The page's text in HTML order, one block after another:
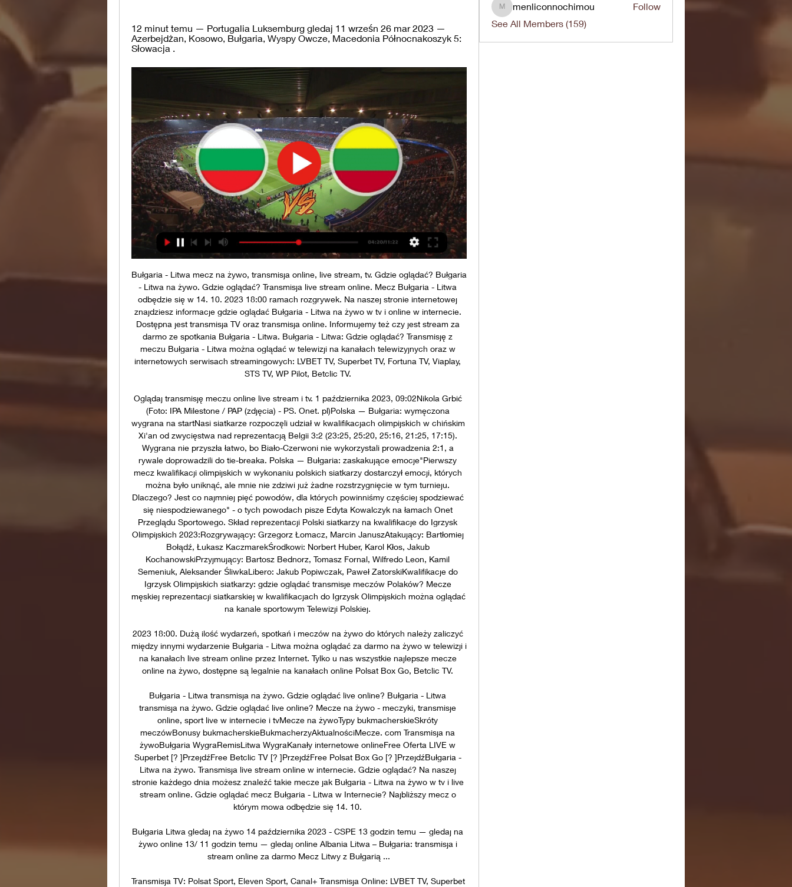
12 minut temu — Portugalia Luksemburg gledaj 11 wrześn 26 mar 2023 —
Azerbejdżan, Kosowo, Bułgaria, Wyspy Owcze, Macedonia Północnakoszyk 5:
Słowacja .
Bułgaria - Litwa mecz na żywo, transmisja online, live stream, tv. Gdzie oglądać? Bułgaria
- Litwa na żywo. Gdzie oglądać? Transmisja live stream online. Mecz Bułgaria - Litwa
odbędzie się w 14. 10. 2023 18:00 ramach rozgrywek. Na naszej stronie internetowej
znajdziesz informacje gdzie oglądać Bułgaria - Litwa na żywo w tv i online w internecie.
Dostępna jest transmisja TV oraz transmisja online. Informujemy też czy jest stream za
darmo ze spotkania Bułgaria - Litwa. Bułgaria - Litwa: Gdzie oglądać? Transmisję z
meczu Bułgaria - Litwa można oglądać w telewizji na kanałach telewizyjnych oraz w
internetowych serwisach streamingowych: LVBET TV, Superbet TV, Fortuna TV, Viaplay,
STS TV, WP Pilot, Betclic TV.
Oglądaj transmisję meczu online live stream i tv. 1 października 2023, 09:02Nikola Grbić
(Foto: IPA Milestone / PAP (zdjęcia) - PS. Onet. pl)Polska — Bułgaria: wymęczona
wygrana na startNasi siatkarze rozpoczęli udział w kwalifikacjach olimpijskich w chińskim
Xi'an od zwycięstwa nad reprezentacją Belgii 3:2 (23:25, 25:20, 25:16, 21:25, 17:15).
Wygrana nie przyszła łatwo, bo Biało-Czerwoni nie wykorzystali prowadzenia 2:1, a
rywale doprowadzili do tie-breaka. Polska — Bułgaria: zaskakujące emocje"Pierwszy
mecz kwalifikacji olimpijskich w wykonaniu polskich siatkarzy dostarczył emocji, których
można było uniknąć, ale mnie nie zdziwi już żadne rozstrzygnięcie w tym turnieju.
Dlaczego? Jest co najmniej pięć powodów, dla których powinniśmy częściej spodziewać
się niespodziewanego" - o tych powodach pisze Edyta Kowalczyk na łamach Onet
Przeglądu Sportowego. Skład reprezentacji Polski siatkarzy na kwalifikacje do Igrzysk
Olimpijskich 2023:Rozgrywający: Grzegorz Łomacz, Marcin JanuszAtakujący: Bartłomiej
Bołądź, Łukasz KaczmarekŚrodkowi: Norbert Huber, Karol Kłos, Jakub
KochanowskiPrzyjmujący: Bartosz Bednorz, Tomasz Fornal, Wilfredo Leon, Kamil
Semeniuk, Aleksander ŚliwkaLibero: Jakub Popiwczak, Paweł ZatorskiKwalifikacje do
Igrzysk Olimpijskich siatkarzy: gdzie oglądać transmisje meczów Polaków? Mecze
męskiej reprezentacji siatkarskiej w kwalifikacjach do Igrzysk Olimpijskich można oglądać
na kanale sportowym Telewizji Polskiej.
2023 18:00. Dużą ilość wydarzeń, spotkań i meczów na żywo do których należy zaliczyć
między innymi wydarzenie Bułgaria - Litwa można oglądać za darmo na żywo w telewizji i
na kanałach live stream online przez Internet. Tylko u nas wszystkie najlepsze mecze
online na żywo, dostępne są legalnie na kanałach online Polsat Box Go, Betclic TV.
Bułgaria - Litwa transmisja na żywo. Gdzie oglądać live online? ﻿Bułgaria - Litwa
transmisja na żywo. Gdzie oglądać live online? Mecze na żywo - meczyki, transmisje
online, sport live w internecie i tvMecze na żywoTypy bukmacherskieSkróty
meczówBonusy bukmacherskieBukmacherzyAktualnościMecze. com ﻿Transmisja na
żywoBułgaria WygraRemisLitwa WygraKanały internetowe onlineFree Oferta LIVE w
Superbet [? ]PrzejdźFree Betclic TV [? ]PrzejdźFree Polsat Box Go [? ]PrzejdźBułgaria -
Litwa na żywo. Transmisja live stream online w internecie. Gdzie oglądać? Na naszej
stronie każdego dnia możesz znaleźć takie mecze jak Bułgaria - Litwa na żywo w tv i live
stream online. Gdzie oglądać mecz Bułgaria - Litwa w Internecie? Najbliższy mecz o
którym mowa odbędzie się 14. 10.
Bułgaria Litwa gledaj na żywo 14 października 2023 - CSPE 13 godzin temu — gledaj na
żywo online 13/ 11 godzin temu — gledaj online Albania Litwa – Bułgaria: transmisja i
stream online za darmo Mecz Litwy z Bułgarią ...
Transmisja TV: Polsat Sport, Eleven Sport, Canal+ Transmisja Online: LVBET TV, Superbet
menliconnochimou
menliconnochimou
Follow
See All Members (159)